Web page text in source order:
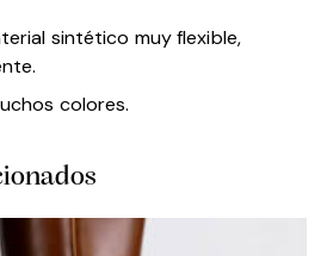
sintético muy flexible,
colores.